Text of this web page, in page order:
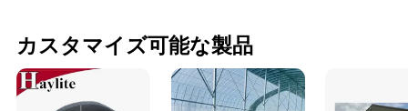
次のような兆候に注意してください：
しっぽを振る、リラックスした耳（友好的）
カスタマイズ可能な製品